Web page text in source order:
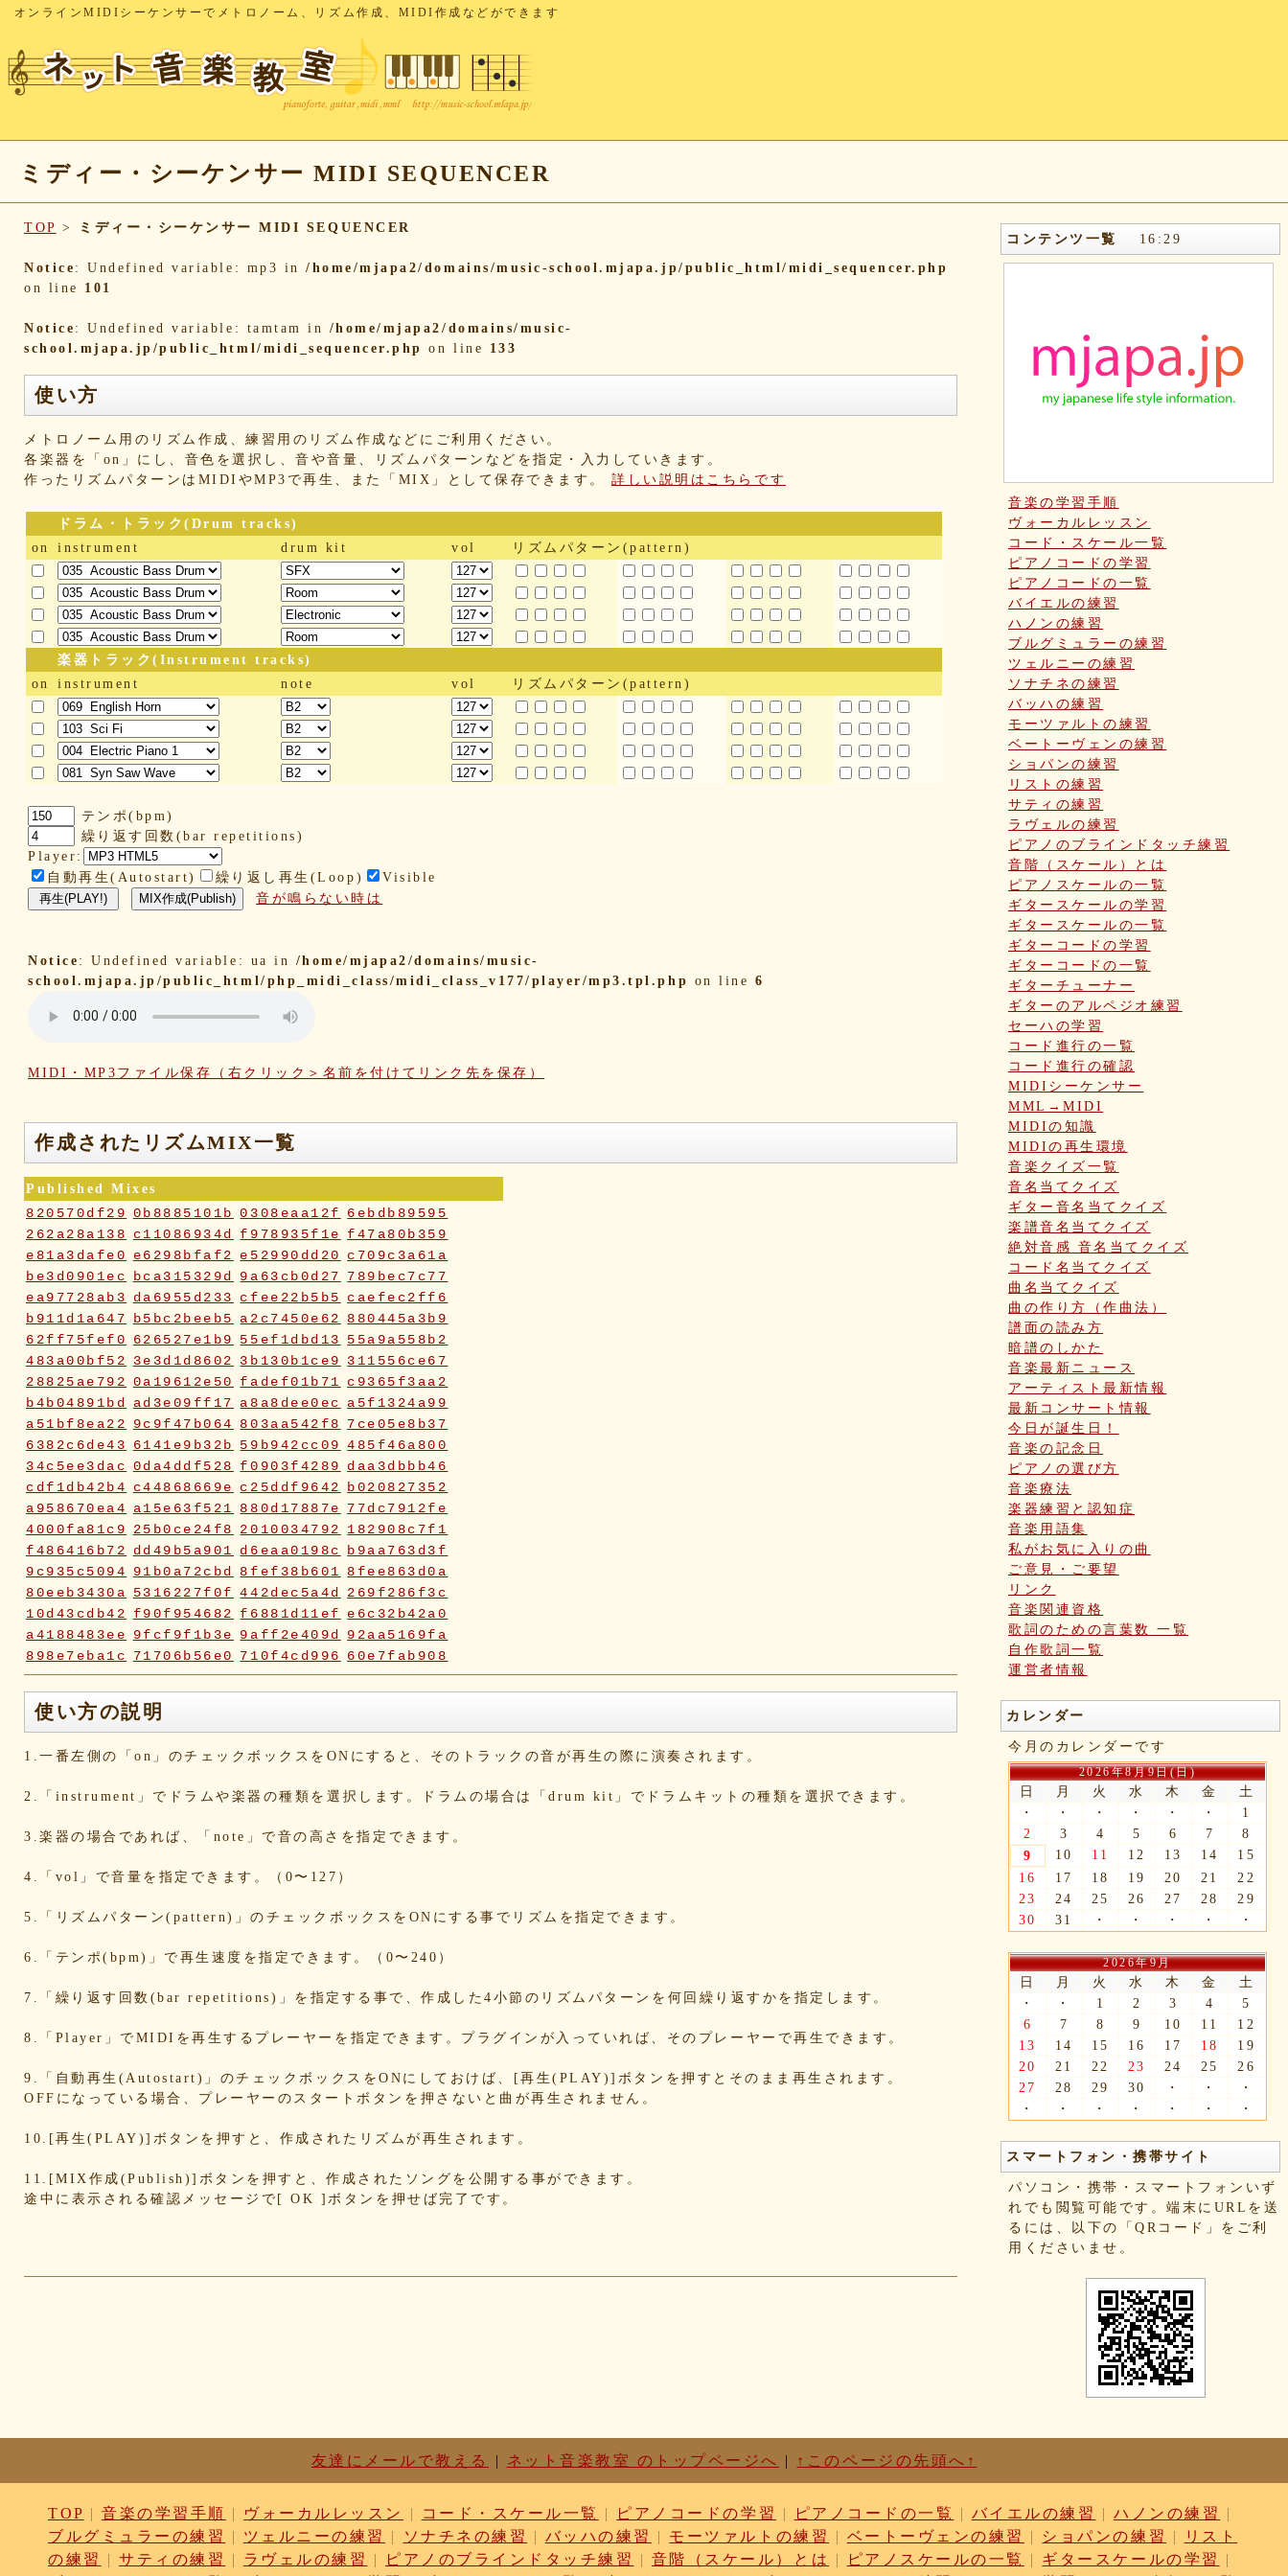
オンラインMIDIシーケンサーでメトロノーム、リズム作成、MIDI作成などができます
ミディー・シーケンサー MIDI SEQUENCER
TOP > ミディー・シーケンサー MIDI SEQUENCER
Notice : Undefined variable: mp3 in/home/mjapa2/domains/music-school.mjapa.jp/public_html/midi_sequencer.php
on line 101
Notice : Undefined variable: tamtam in /home/mjapa2/domains/music-
school.mjapa.jp/public_html/midi_sequencer.php on line 133
使い方
メトロノーム用のリズム作成、練習用のリズム作成などにご利用ください。
各楽器を「on」にし、音色を選択し、音や音量、リズムパターンなどを指定・入力していきます。
作ったリズムパターンはMIDIやMP3で再生、また「MIX」として保存できます。詳しい説明はこちらです
ドラム・トラック(Drum tracks)
on
instrument drum kit vol リズムパターン(pattern)
楽器トラック(Instrument tracks)
on
instrument note vol リズムパターン(pattern)
テンポ(bpm)
繰り返す回数(bar repetitions)
Player:
自動再生(Autostart)
繰り返し再生(Loop)
Visible
音が鳴らない時は
Notice : Undefined variable: ua in /home/mjapa2/domains/music-
school.mjapa.jp/public_html/php_midi_class/midi_class_v177/player/mp3.tpl.php on line 6
MIDI・MP3ファイル保存（右クリック＞名前を付けてリンク先を保存）
作成されたリズムMIX一覧
Published Mixes
820570df29 0b8885101b 0308eaa12f
6ebdb89595
262a28a138
c11086934d f978935f1e
f47a80b359
e81a3dafe0
e6298bfaf2 e52990dd20
c709c3a61a
be3d0901ec
bca315329d 9a63cb0d27
789bec7c77
ea97728ab3
da6955d233 cfee22b5b5
caefec2ff6
b911d1a647
b5bc2beeb5 a2c7450e62
880445a3b9
62ff75fef0
626527e1b9 55ef1dbd13
55a9a558b2
483a00bf52
3e3d1d8602 3b130b1ce9
311556ce67
28825ae792 0a19612e50 fadef01b71
c9365f3aa2
b4b04891bd
ad3e09ff17 a8a8dee0ec
a5f1324a99
a51bf8ea22
9c9f47b064 803aa542f8
7ce05e8b37
6382c6de43
6141e9b32b 59b942cc09 485f46a800
34c5ee3dac 0da4ddf528 f0903f4289
daa3dbbb46
cdf1db42b4
c44868669e c25ddf9642
b020827352
a958670ea4
a15e63f521 880d17887e
77dc7912fe
4000fa81c9
25b0ce24f8 2010034792
182908c7f1
f486416b72
dd49b5a901 d6eaa0198c
b9aa763d3f
9c935c5094
91b0a72cbd 8fef38b601
8fee863d0a
80eeb3430a
5316227f0f 442dec5a4d
269f286f3c
10d43cdb42
f90f954682 f6881d11ef
e6c32b42a0
a4188483ee
9fcf9f1b3e 9aff2e409d
92aa5169fa
898e7eba1c
71706b56e0 710f4cd996
60e7fab908
2fc2817e70 2fbd748ca9 2bc2c23116 18ae976a5f
0a5c7d06ca
072e6fe598
d6a569fc0b cd3dccbd2e
9519718cc1 8dbfbb62db 80769b257d
66befeb510
eb3fa731cd ca1398119b c8cb07711a ba23f8e41e
0ec360312d faa9413074 edf12ab6c3
dee16d27c4
b5b6539562
9fcce57df6 8b24beae51
856c39952d
8288cef79d 4c796286c6
1568abddff
0de2e30836 02998e587d
d5377cd92c
9ef6ebcac2 99ce8a767d 924d9cb69e 924420a7a3
5e80ad5293 5095988ef6 4b7930b4d0 2038b53613
d836b49a9d d76a3e8c23 b9fed15d2b
b38ab1d1b8
a01087c2be 83d205db59 8058ee16b9 6709558878
49f63675b9 15ebcaa807 f447739453
f1c0d3dc34
b0ebace0d4 aa7f949dad a558c898d9 6c1bd04085
e186dc0158 d654560420 c7b6a2d824 c2d4263ad3
b6a3ebae49
a1d5a5a815 8e583fa566 7ad1494187
f839ea6eb8 f59ab6f876 d4f92dc6f9 c81b0593c1
b77b06e8c8 b6c669ff01
b0b41f52fa 96116e3c1b 87fe98e89a 8247dd5d17
7c7c130e4a 7518e463a7 56dc16e387 51b2dae66f
3e795bcaec 010563934b f49c4744b8 e5442af73b
使い方の説明
1.一番左側の「on」のチェックボックスをONにすると、そのトラックの音が再生の際に演奏されます。
2.「instrument」でドラムや楽器の種類を選択します。ドラムの場合は「drum kit」でドラムキットの種類を選択できます。
3.楽器の場合であれば、「note」で音の高さを指定できます。
4.「vol」で音量を指定できます。（0〜127）
5.「リズムパターン(pattern)」のチェックボックスをONにする事でリズムを指定できます。
6.「テンポ(bpm)」で再生速度を指定できます。（0〜240）
7.「繰り返す回数(bar repetitions)」を指定する事で、作成した4小節のリズムパターンを何回繰り返すかを指定します。
8.「Player」でMIDIを再生するプレーヤーを指定できます。プラグインが入っていれば、そのプレーヤーで再生できます。
9.「自動再生(Autostart)」のチェックボックスをONにしておけば、[再生(PLAY)]ボタンを押すとそのまま再生されます。
OFFになっている場合、プレーヤーのスタートボタンを押さないと曲が再生されません。
10.[再生(PLAY)]ボタンを押すと、作成されたリズムが再生されます。
11.[MIX作成(Publish)]ボタンを押すと、作成されたソングを公開する事ができます。
途中に表示される確認メッセージで[ OK ]ボタンを押せば完了です。
コンテンツ一覧 16 :29
音楽の学習手順
ヴォーカルレッスン
コード・スケール一覧
ピアノコードの学習
ピアノコードの一覧
バイエルの練習
ハノンの練習
ブルグミュラーの練習
ツェルニーの練習
ソナチネの練習
バッハの練習
モーツァルトの練習
ベートーヴェンの練習
ショパンの練習
リストの練習
サティの練習
ラヴェルの練習
ピアノのブラインドタッチ練習
音階（スケール）とは
ピアノスケールの一覧
ギタースケールの学習
ギタースケールの一覧
ギターコードの学習
ギターコードの一覧
ギターチューナー
ギターのアルペジオ練習
セーハの学習
コード進行の一覧
コード進行の確認
MIDIシーケンサー
MML→MIDI
MIDIの知識
MIDIの再生環境
音楽クイズ一覧
音名当てクイズ
ギター音名当てクイズ
楽譜音名当てクイズ
絶対音感 音名当てクイズ
コード名当てクイズ
曲名当てクイズ
曲の作り方（作曲法）
譜面の読み方
暗譜のしかた
音楽最新ニュース
アーティスト最新情報
最新コンサート情報
今日が誕生日！
音楽の記念日
ピアノの選び方
音楽療法
楽器練習と認知症
音楽用語集
私がお気に入りの曲
ご意見・ご要望
リンク
音楽関連資格
歌詞のための言葉数 一覧
自作歌詞一覧
運営者情報
カレンダー
今月のカレンダーです
2026年8月9日(日)
日 月 火 水 木 金
土
・
・ ・ ・ ・ ・
1
2
3 4 5 6 7
8
9
10 11 12 13 14
15
16
17 18 19 20 21
22
23
24 25 26 27 28
29
30
31 ・ ・ ・ ・ ・
2026年9月
日 月 火 水 木 金
土
・
・ 1 2 3 4
5
6
7 8 9 10 11
12
13
14 15 16 17 18
19
20
21 22 23 24 25
26
27
28 29 30 ・ ・
・
・
・ ・ ・ ・ ・ ・
スマートフォン・携帯サイト
パソコン・携帯・スマートフォンいず
れでも閲覧可能です。端末にURLを送
るには、以下の「QRコード」をご利
用くださいませ。
友達にメールで教える | ネット音楽教室 のトップページへ | ↑このページの先頭へ↑
TOP |音楽の学習手順 | ヴォーカルレッスン | コード・スケール一覧 | ピアノコードの学習 | ピアノコードの一覧 | バイエルの練習 |ハノンの練習
|
ブルグミュラーの練習
| ツェルニーの練習 | ソナチネの練習 | バッハの練習 | モーツァルトの練習 | ベートーヴェンの練習 | ショパンの練習 |
リスト
の練習
|サティの練習 | ラヴェルの練習 | ピアノのブラインドタッチ練習 | 音階（スケール）とは | ピアノスケールの一覧 | ギタースケールの学習
|